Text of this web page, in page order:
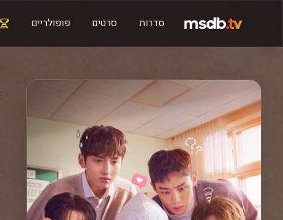
סדרות סרטים פופולריים